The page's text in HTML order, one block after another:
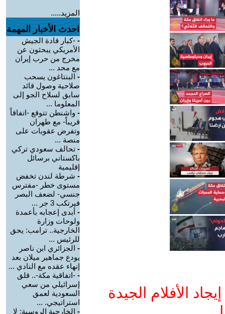
الأفلام الجيدة
المزيد.....
احدث الأخبار المهمة
- -كبار قادة الجيش
الأمريكي يبحثون عن
مخرج من حرب إيران
مع محد ...
- البنتاغون يسحب
صلاحية وصول قائد
سابق لسلاح الجو إلى
المعلوما ...
- واشنطن تتوقع -اتفاقاً
قريباً- مع طهران
وتفرض عقوبات على
منصة ...
- تحالف سعودي تركي
باكستاني برسائل
إقليمية
- شرطة لندن تخفض
مستوى خطر -مفترس
جنسي- لضعف البصر
فيرتكب 3 جر ...
- أبدى إعجابه بأعمدة
ولوحات وزارة
الخارجية.. ترامب: يحق
للرئيس ...
- الجزائري ابن ناصر
يودع جماهير ميلان بعد
إنهاء عقده مع النادي ...
- -اتفاقية مكة-.. قلق
إسرائيلي من سعي
السعودية لعمق
استراتيجي. ...
- الخارجية الروسية: لا